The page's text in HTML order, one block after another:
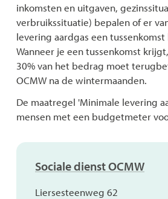
inkomsten en uitgaven,
verbruikssituatie) bepalen of er
levering aardgas een tussenkomst
Wanneer je een tussenkomst
30% van het bedrag moet
OCMW na de wintermaanden.
De maatregel 'Minimale levering
mensen met een budgetmeter
Contact
Sociale dienst OCMW
Adres
Liersesteenweg 62